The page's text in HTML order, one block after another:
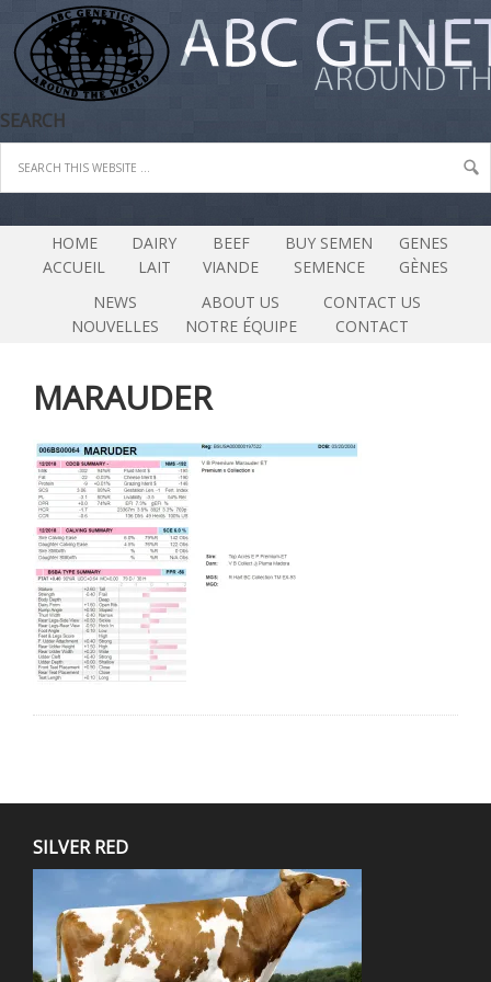
SEARCH
HOME
ACCUEIL
DAIRY
LAIT
BEEF
VIANDE
BUY SEMEN
SEMENCE
GENES
GÈNES
NEWS
NOUVELLES
ABOUT US
NOTRE ÉQUIPE
CONTACT US
CONTACT
MARAUDER
SILVER RED